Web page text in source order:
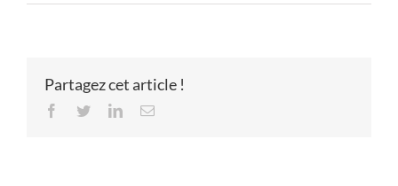
Partagez cet article !
Facebook
TwitterLinkedInEmail